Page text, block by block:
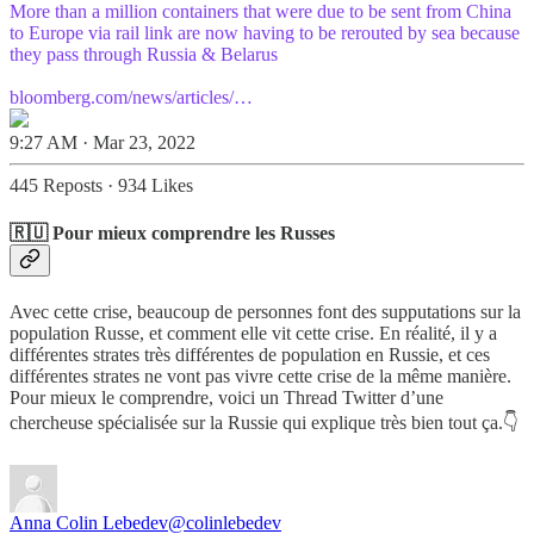
More than a million containers that were due to be sent from China
to Europe via rail link are now having to be rerouted by sea because
they pass through Russia & Belarus
bloomberg.com/news/articles/…
9:27 AM · Mar 23, 2022
445 Reposts · 934 Likes
🇷🇺 Pour mieux comprendre les Russes
Avec cette crise, beaucoup de personnes font des supputations sur la
population Russe, et comment elle vit cette crise. En réalité, il y a
différentes strates très différentes de population en Russie, et ces
différentes strates ne vont pas vivre cette crise de la même manière.
Pour mieux le comprendre, voici un Thread Twitter d’une
chercheuse spécialisée sur la Russie qui explique très bien tout ça.👇
Anna Colin Lebedev@colinlebedev